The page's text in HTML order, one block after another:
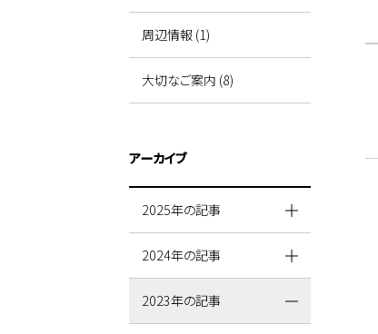
周辺情報 (1)
大切なご案内 (8)
アーカイブ
2025年の記事
2024年の記事
2023年の記事